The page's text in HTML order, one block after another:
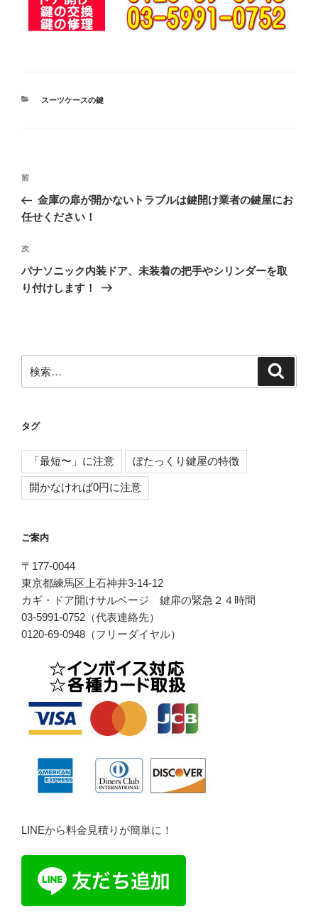
カ
スーツケースの鍵
投
ナ
ゲ
ー
シ
前
の
投
前
金庫の扉が開かないトラブルは鍵開け業者の鍵屋にお
任せください！
次
の
投
次
パナソニック内装ドア、未装着の把手やシリンダーを取
り付けします！
索:
タグ
「最短〜」に注意 ぼたっくり鍵屋の特徴
開かなければ0円に注意
ご案内
〒177-0044
東京都練馬区上石神井3-14-12
カギ・ドア開けサルベージ 鍵扉の緊急２４時間
03-5991-0752（代表連絡先）
0120-69-0948（フリーダイヤル）
LINEから料金見積りが簡単に！